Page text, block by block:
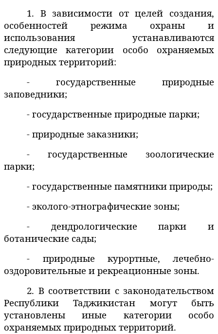
1. В зависимости от целей создания,
особенностей режима охраны и
использования устанавливаются
следующие категории особо охраняемых
природных территорий:
- государственные природные
заповедники;
- государственные природные парки;
- природные заказники;
- государственные зоологические
парки;
- государственные памятники природы;
- эколого-этнографические зоны;
- дендрологические парки и
ботанические сады;
- природные курортные, лечебно-
оздоровительные и рекреационные зоны.
2. В соответствии с законодательством
Республики Таджикистан могут быть
установлены иные категории особо
охраняемых природных территорий.